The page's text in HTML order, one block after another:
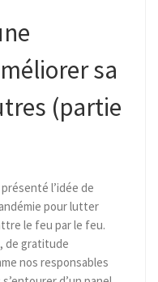
sa
(partie
l’idée de
pour lutter
le feu par le feu.
de gratitude
nos responsables